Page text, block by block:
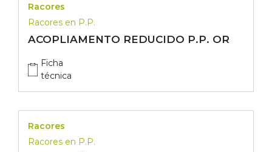
Racores
Racores en P.P.
ACOPLIAMENTO REDUCIDO P.P. OR
Ficha
técnica
Racores
Racores en P.P.